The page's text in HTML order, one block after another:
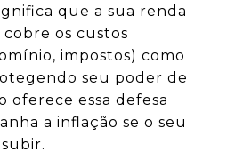
que a sua renda
cobre os custos
impostos) como
seu poder de
oferece essa defesa
a inflação se o seu